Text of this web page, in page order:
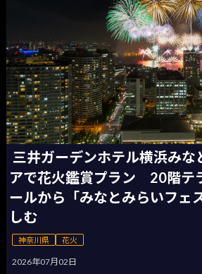
三井ガーデンホテル横浜みな
アで花火鑑賞プラン 20階テ
ールから「みなとみらいフェ
しむ
神奈川県 花火
2026年07月02日